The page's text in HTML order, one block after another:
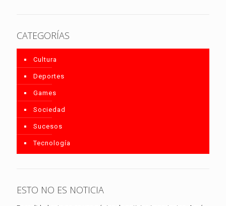
CATEGORÍAS
Cultura
Deportes
Games
Sociedad
Sucesos
Tecnología
ESTO NO ES NOTICIA